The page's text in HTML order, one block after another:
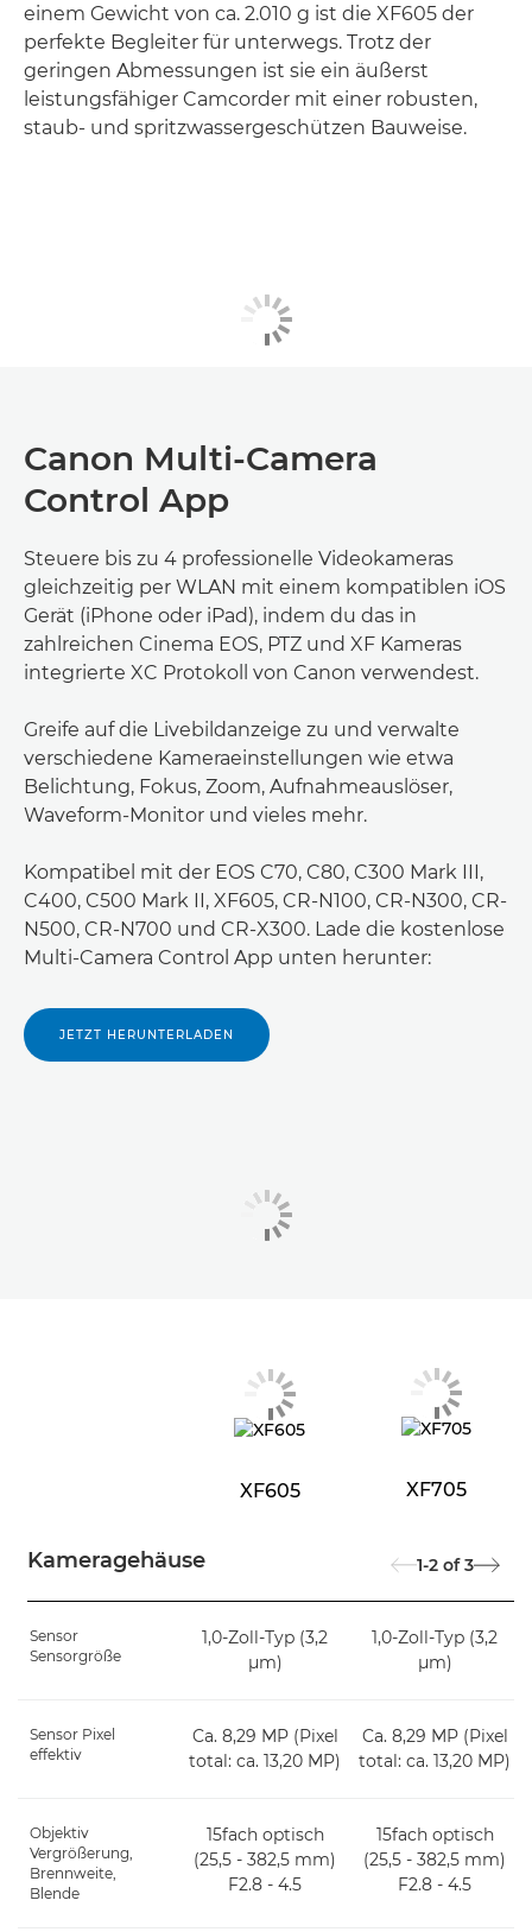
einem Gewicht von ca. 2.010 g ist die XF605 der
perfekte Begleiter für unterwegs. Trotz der
geringen Abmessungen ist sie ein äußerst
leistungsfähiger Camcorder mit einer robusten,
staub- und spritzwassergeschützen Bauweise.
Canon Multi-Camera
Control App
Steuere bis zu 4 professionelle Videokameras
gleichzeitig per WLAN mit einem kompatiblen iOS
Gerät (iPhone oder iPad), indem du das in
zahlreichen Cinema EOS, PTZ und XF Kameras
integrierte XC Protokoll von Canon verwendest.
Greife auf die Livebildanzeige zu und verwalte
verschiedene Kameraeinstellungen wie etwa
Belichtung, Fokus, Zoom, Aufnahmeauslöser,
Waveform-Monitor und vieles mehr.
Kompatibel mit der EOS C70, C80, C300 Mark III,
C400, C500 Mark II, XF605, CR-N100, CR-N300, CR-
N500, CR-N700 und CR-X300. Lade die kostenlose
Multi-Camera Control App unten herunter:
JETZT HERUNTERLADEN
Kameragehäuse
XF605 XF705
1-2 of 3
Sensor
Sensorgröße
1,0-Zoll-Typ (3,2
μm)
1,0-Zoll-Typ (3,2
μm)
Sensor Pixel
effektiv
Ca. 8,29 MP (Pixel
total: ca. 13,20 MP)
Ca. 8,29 MP (Pixel
total: ca. 13,20 MP)
Objektiv
Vergrößerung,
Brennweite,
Blende
15fach optisch
(25,5 - 382,5 mm)
F2.8 - 4.5
15fach optisch
(25,5 - 382,5 mm)
F2.8 - 4.5